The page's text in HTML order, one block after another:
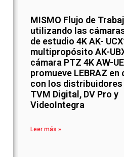
MISMO Flujo de
utilizando las
de estudio 4K AK-
multipropósito AK-
cámara PTZ 4K AW-
promueve LEBRAZ en
con los distribuidores
TVM Digital, DV Pro y
VideoIntegra
Leer más »